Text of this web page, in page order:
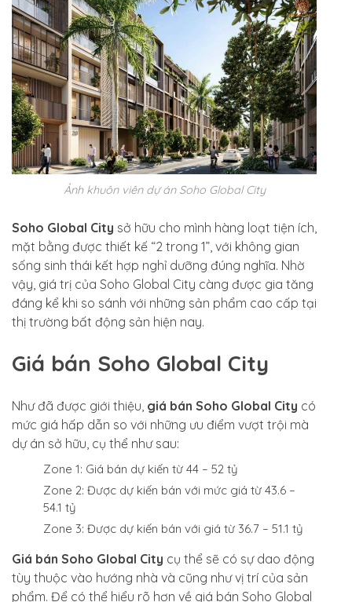
Ảnh khuôn viên dự án Soho Global City
Soho Global City sở hữu cho mình hàng loạt tiện ích,
mặt bằng được thiết kế “2 trong 1”, với không gian
sống sinh thái kết hợp nghỉ dưỡng đúng nghĩa. Nhờ
vậy, giá trị của Soho Global City càng được gia tăng
đáng kể khi so sánh với những sản phẩm cao cấp tại
thị trường bất động sản hiện nay.
Giá bán Soho Global City
Như đã được giới thiệu, giá bán Soho Global City có
mức giá hấp dẫn so với những ưu điểm vượt trội mà
dự án sở hữu, cụ thể như sau:
Zone 1: Giá bán dự kiến từ 44 – 52 tỷ
Zone 2: Được dự kiến bán với mức giá từ 43.6 –
54.1 tỷ
Zone 3: Được dự kiến bán với giá từ 36.7 – 51.1 tỷ
Giá bán Soho Global City cụ thể sẽ có sự dao động
tùy thuộc vào hướng nhà và cũng như vị trí của sản
phẩm. Để có thể hiểu rõ hơn về giá bán Soho Global